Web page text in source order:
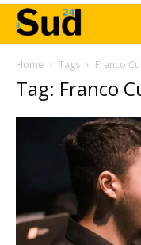
Home Tags Franco
Tag: Franco